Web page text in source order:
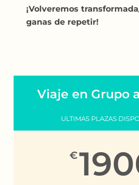
¡Volveremos
ganas de repetir!
Viaje en Grupo
ULTIMAS PLAZAS
€